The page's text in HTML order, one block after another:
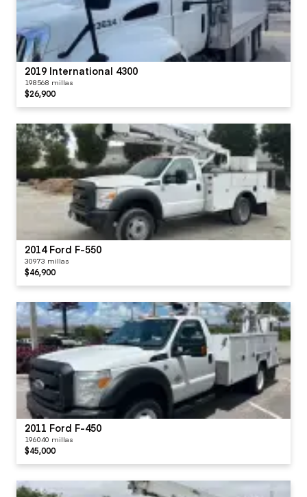
2019 International 4300
198568 millas
$26,900
2014 Ford F-550
30973 millas
$46,900
2011 Ford F-450
196040 millas
$45,000